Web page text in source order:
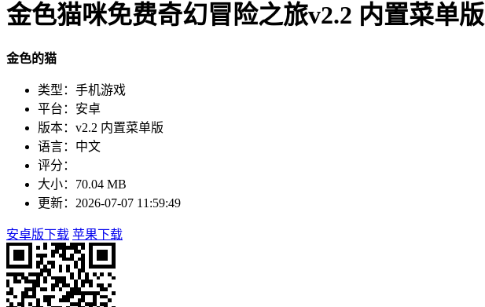
金色猫咪免费奇幻冒险之旅v2.2 内置菜单版
金色的猫
类型：手机游戏
平台：安卓
版本：v2.2 内置菜单版
语言：中文
评分：
大小：70.04 MB
更新：2026-07-07 11:59:49
安卓版下载 苹果下载